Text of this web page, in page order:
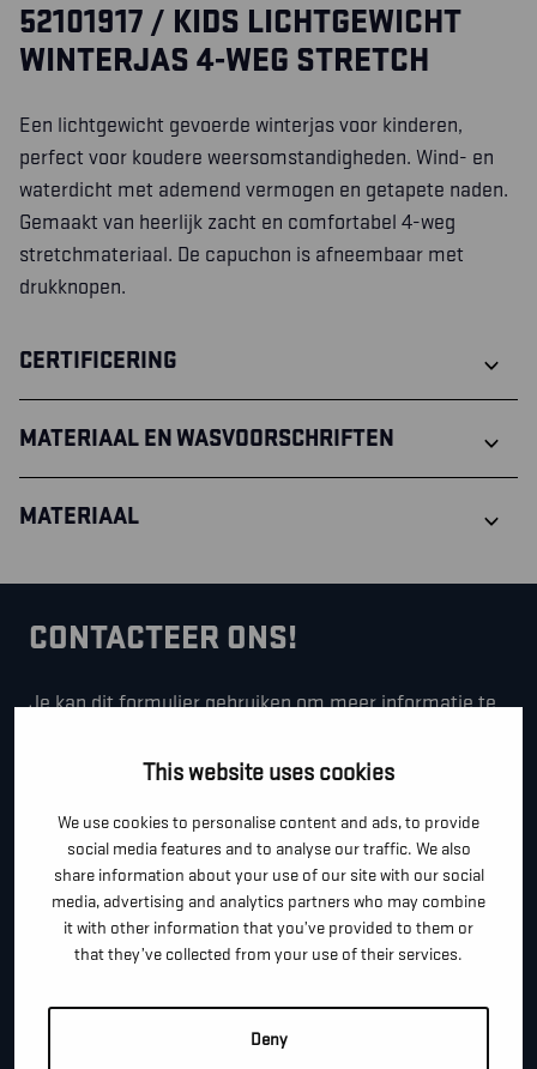
This website uses cookies
We use cookies to personalise content and ads, to provide
social media features and to analyse our traffic. We also
share information about your use of our site with our social
media, advertising and analytics partners who may combine
it with other information that you’ve provided to them or
that they’ve collected from your use of their services.
Deny
52101917 / KIDS LICHTGEWICHT
WINTERJAS 4-WEG STRETCH
Een lichtgewicht gevoerde winterjas voor kinderen,
perfect voor koudere weersomstandigheden. Wind- en
waterdicht met ademend vermogen en getapete naden.
Gemaakt van heerlijk zacht en comfortabel 4-weg
stretchmateriaal. De capuchon is afneembaar met
drukknopen.
CERTIFICERING
MATERIAAL EN WASVOORSCHRIFTEN
MATERIAAL
CONTACTEER ONS!
Je kan dit formulier gebruiken om meer informatie te
hallo te zeggen.
" geeft vereiste velden aan
VOOR- EN ACHTERNAAM *